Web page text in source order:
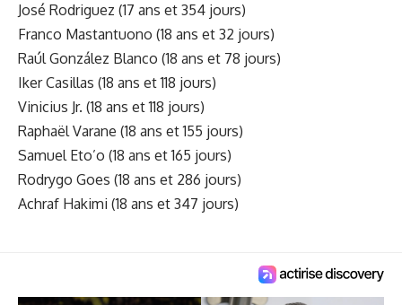
José Rodriguez (17 ans et 354 jours)
Franco Mastantuono (18 ans et 32 jours)
Raúl González Blanco (18 ans et 78 jours)
Iker Casillas (18 ans et 118 jours)
Vinicius Jr. (18 ans et 118 jours)
Raphaël Varane (18 ans et 155 jours)
Samuel Eto’o (18 ans et 165 jours)
Rodrygo Goes (18 ans et 286 jours)
Achraf Hakimi (18 ans et 347 jours)